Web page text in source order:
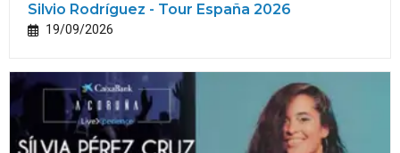
Silvio Rodríguez - Tour España 2026
19/09/2026